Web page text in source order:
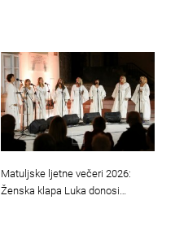
Matuljske ljetne večeri 2026:
Ženska klapa Luka donosi…